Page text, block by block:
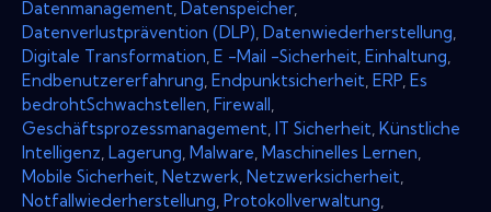
Datenmanagement Datenspeicher,
Datenverlustprävention (DLP) Datenwiederherstellung
Digitale Transformation E -Mail -Sicherheit Einhaltung
Endbenutzererfahrung Endpunktsicherheit ERP Es
bedrohtSchwachstellen Firewall
Geschäftsprozessmanagement IT Sicherheit Künstliche
Intelligenz Lagerung Malware Maschinelles Lernen
Mobile Sicherheit Netzwerk Netzwerksicherheit
Notfallwiederherstellung Protokollverwaltung